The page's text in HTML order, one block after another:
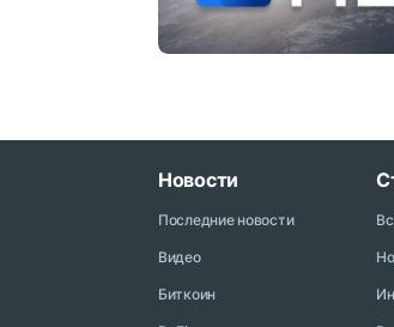
Новости
Последние новости
Видео
Биткоин